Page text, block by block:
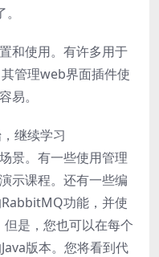
和使用。有许多用于
管理web界面插件使
易。
继续学习
景。有一些使用管理
示课程。还有一些编
功能，并使
是，您也可以在每个
版本。您将看到代